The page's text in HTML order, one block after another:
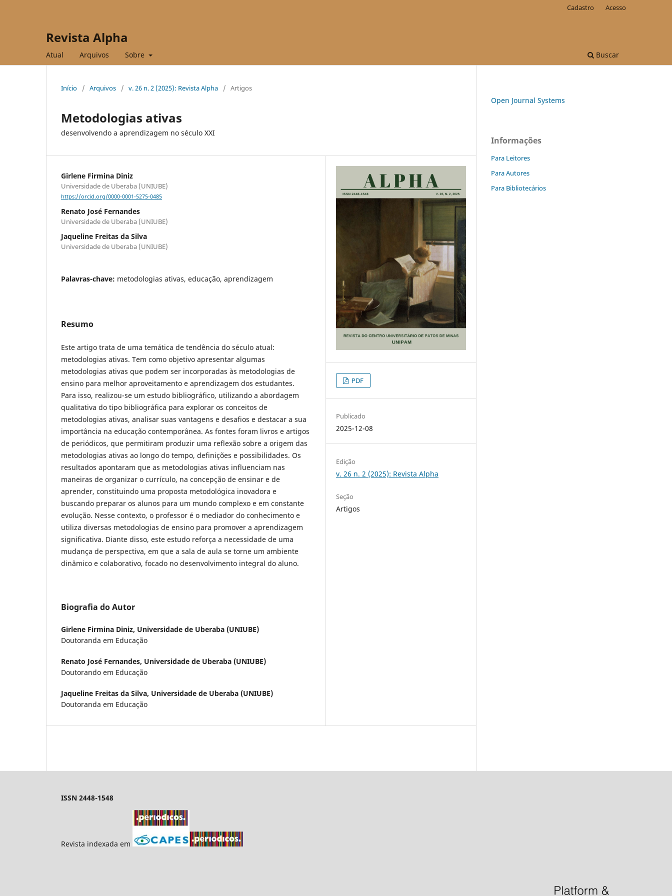
Revista Alpha
Atual Arquivos Sobre Buscar
Cadastro Acesso
Início / Arquivos / v. 26 n. 2 (2025): Revista Alpha / Artigos
Metodologias ativas
desenvolvendo a aprendizagem no século XXI
Girlene Firmina Diniz
Universidade de Uberaba (UNIUBE)
https://orcid.org/0000-0001-5275-0485
Renato José Fernandes
Universidade de Uberaba (UNIUBE)
Jaqueline Freitas da Silva
Universidade de Uberaba (UNIUBE)
Palavras-chave: metodologias ativas, educação, aprendizagem
Resumo
Este artigo trata de uma temática de tendência do século atual:
metodologias ativas. Tem como objetivo apresentar algumas
metodologias ativas que podem ser incorporadas às metodologias de
ensino para melhor aproveitamento e aprendizagem dos estudantes.
Para isso, realizou-se um estudo bibliográfico, utilizando a abordagem
qualitativa do tipo bibliográfica para explorar os conceitos de
metodologias ativas, analisar suas vantagens e desafios e destacar a sua
importância na educação contemporânea. As fontes foram livros e artigos
de periódicos, que permitiram produzir uma reflexão sobre a origem das
metodologias ativas ao longo do tempo, definições e possibilidades. Os
resultados apontaram que as metodologias ativas influenciam nas
maneiras de organizar o currículo, na concepção de ensinar e de
aprender, constituindo uma proposta metodológica inovadora e
buscando preparar os alunos para um mundo complexo e em constante
evolução. Nesse contexto, o professor é o mediador do conhecimento e
utiliza diversas metodologias de ensino para promover a aprendizagem
significativa. Diante disso, este estudo reforça a necessidade de uma
mudança de perspectiva, em que a sala de aula se torne um ambiente
dinâmico e colaborativo, focado no desenvolvimento integral do aluno.
Biografia do Autor
Girlene Firmina Diniz, Universidade de Uberaba (UNIUBE)
Doutoranda em Educação
Renato José Fernandes, Universidade de Uberaba (UNIUBE)
Doutorando em Educação
Jaqueline Freitas da Silva, Universidade de Uberaba (UNIUBE)
Doutoranda em Educação
PDF
Publicado
2025-12-08
Edição
v. 26 n. 2 (2025): Revista Alpha
Seção
Artigos
Open Journal Systems
Informações
Para Leitores
Para Autores
Para Bibliotecários
ISSN 2448-1548
Revista indexada em